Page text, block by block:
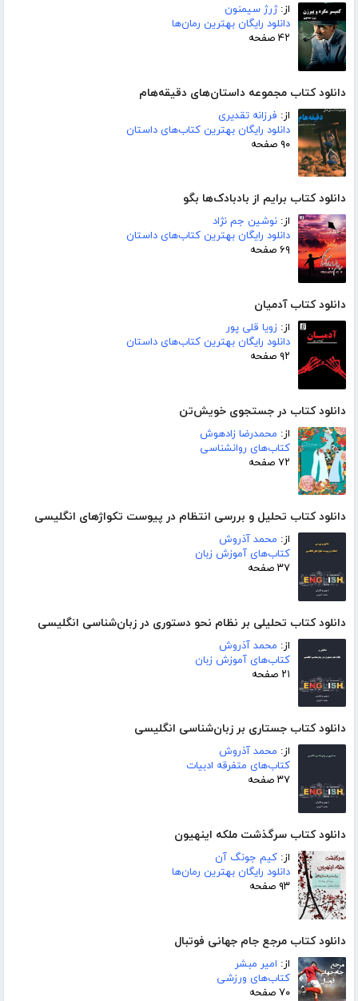
از:ژرژ سیمنون
دانلود رایگان بهترین رمان‌ها
۴۲ صفحه
دانلود کتاب مجموعه داستان‌های دقیقه‌هام
از: فرزانه تقدیری
دانلود رایگان بهترین کتاب‌های داستان
۹۰ صفحه
دانلود کتاب برایم از بادبادک‌ها بگو
از: نوشین جم نژاد
دانلود رایگان بهترین کتاب‌های داستان
۶۹ صفحه
دانلود کتاب آدمیان
از: زویا قلی پور
دانلود رایگان بهترین کتاب‌های داستان
۹۲ صفحه
دانلود کتاب در جستجوی خویش‌تن
از: محمدرضا زادهوش
کتاب‌های روانشناسی
۷۲ صفحه
دانلود کتاب تحلیل و بررسی انتظام در پیوست تکواژهای انگلیسی
از: محمد آذروش
کتاب‌های آموزش زبان
۳۷ صفحه
دانلود کتاب تحلیلی بر نظام نحو دستوری در زبان‌شناسی انگلیسی
از: محمد آذروش
کتاب‌های آموزش زبان
۲۱ صفحه
دانلود کتاب جستاری بر زبان‌شناسی انگلیسی
از: محمد آذروش
کتاب‌های متفرقه ادبیات
۳۷ صفحه
دانلود کتاب سرگذشت ملکه اینهیون
از: کیم جونگ آن
دانلود رایگان بهترین رمان‌ها
۹۳ صفحه
دانلود کتاب مرجع جام جهانی فوتبال
از: امیر مبشر
کتاب‌های ورزشی
۷۰ صفحه